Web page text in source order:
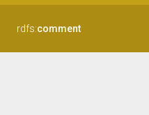
rdfs:comment